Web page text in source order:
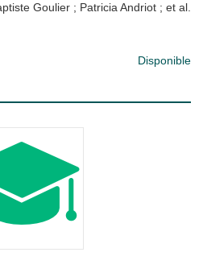
Goulier ; Patricia Andriot ; et al.
Disponible